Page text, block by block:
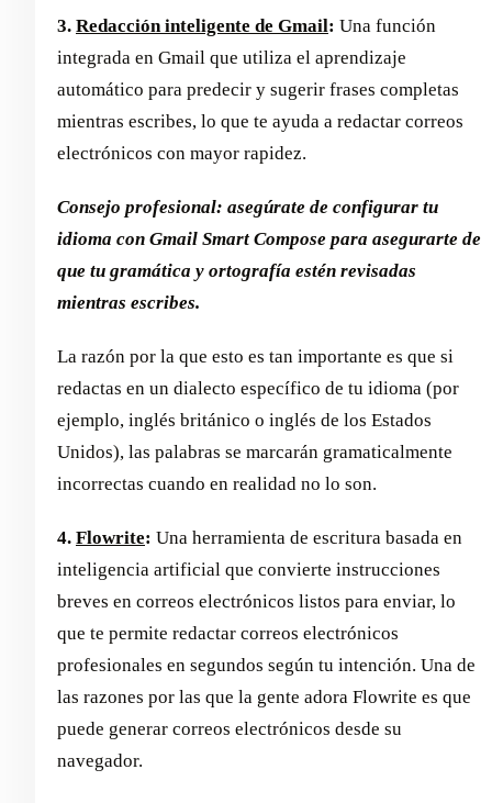
3. Redacción inteligente de Gmail: Una función
integrada en Gmail que utiliza el aprendizaje
automático para predecir y sugerir frases completas
mientras escribes, lo que te ayuda a redactar correos
electrónicos con mayor rapidez.
Consejo profesional: asegúrate de configurar tu
idioma con Gmail Smart Compose para asegurarte de
que tu gramática y ortografía estén revisadas
mientras escribes.
La razón por la que esto es tan importante es que si
redactas en un dialecto específico de tu idioma (por
ejemplo, inglés británico o inglés de los Estados
Unidos), las palabras se marcarán gramaticalmente
incorrectas cuando en realidad no lo son.
4. Flowrite: Una herramienta de escritura basada en
inteligencia artificial que convierte instrucciones
breves en correos electrónicos listos para enviar, lo
que te permite redactar correos electrónicos
profesionales en segundos según tu intención. Una de
las razones por las que la gente adora Flowrite es que
puede generar correos electrónicos desde su
navegador.